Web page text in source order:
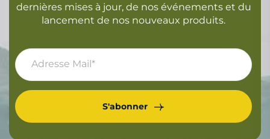
dernières mises à jour, de nos événements et du
lancement de nos nouveaux produits.
S'abonner